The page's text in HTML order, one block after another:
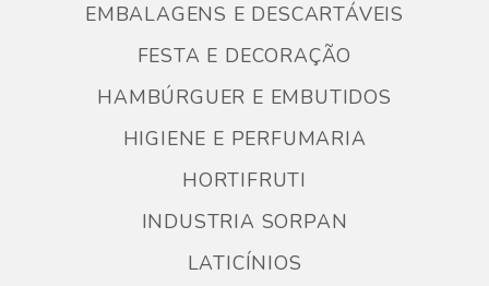
EMBALAGENS E DESCARTÁVEIS
FESTA E DECORAÇÃO
HAMBÚRGUER E EMBUTIDOS
HIGIENE E PERFUMARIA
HORTIFRUTI
INDUSTRIA SORPAN
LATICÍNIOS